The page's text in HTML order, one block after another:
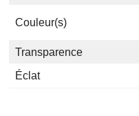
Couleur(s)
Transparence
Éclat